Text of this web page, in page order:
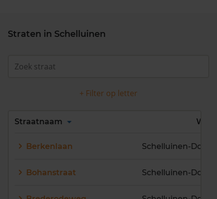
Straten in Schelluinen
+ Filter op letter
Alles
Q
R U
V
Straatnaam Wijk
Berkenlaan Schelluinen-Dorp
Bohanstraat Schelluinen-Dorp